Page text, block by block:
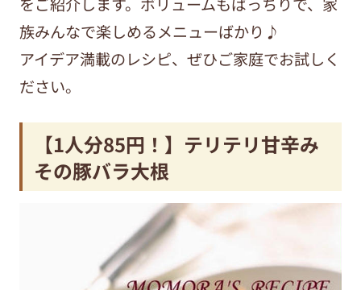
族みんなで楽しめるメニューばかり♪
アイデア満載のレシピ、ぜひご家庭でお試しく
ださい。
【1人分85円！】テリテリ甘辛み
その豚バラ大根